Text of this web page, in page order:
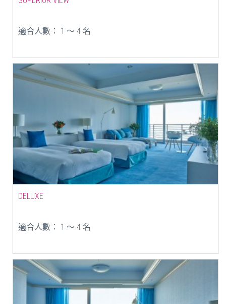
適合人數： 1 ～ 4 名
DELUXE
適合人數： 1 ～ 4 名